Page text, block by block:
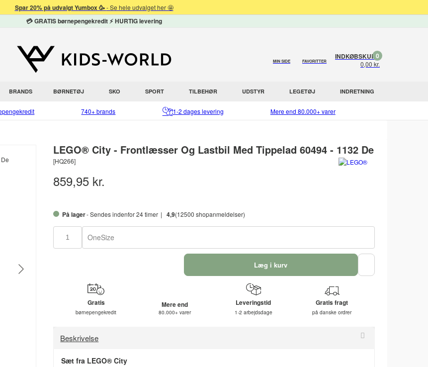
Spar 20% på udvalgt Yumbox 🥳- Se hele udvalget her 🤩
💳 GRATIS børnepengekredit ⚡ HURTIG levering
MIN SIDE FAVORITTER
INDKØBSKURV
0,00 kr.
0
BRANDS BØRNETØJ SKO SPORT TILBEHØR UDSTYR LEGETØJ INDRETNING
740+ brands 1-2 dages levering Mere end 80.000+ varer
LEGO® City - Frontlæsser Og Lastbil Med Tippelad 60494 - 1132 De
[HQ266]
859,95 kr.
På lager- Sendes indenfor 24 timer 4,9(12500 shopanmeldelser)
OneSize
Læg i kurv
Gratis
børnepengekredit
Mere end
80.000+ varer
Leveringstid
1-2 arbejdsdage
Gratis fragt
på danske ordrer
Beskrivelse
Sæt fra LEGO® City